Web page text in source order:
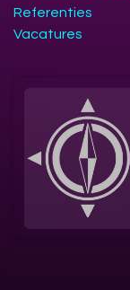
Referenties
Vacatures